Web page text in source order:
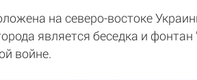
на северо-востоке
является беседка и фонтан
войне.